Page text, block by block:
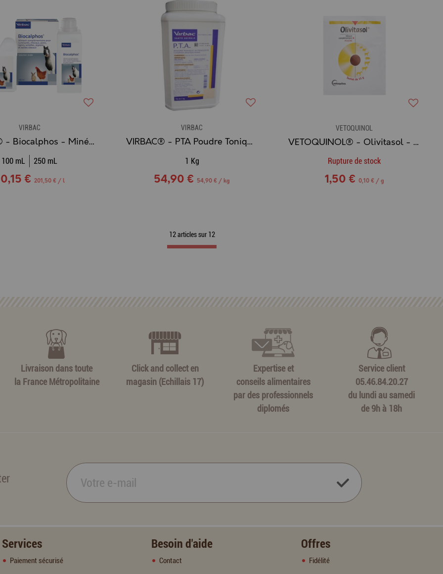
VIRBAC
VIRBAC® - Biocalphos - Minéraux et oligo-éléments
100 mL 250 mL
€201,50 € / l
VIRBAC
VIRBAC® - PTA Poudre Tonique Astringente
1 Kg
54,90 € 54,90 € / kg
VETOQUINOL
VETOQUINOL® - Olivitasol - Aliment complémentaire vitaminé en poudre
Rupture de stock
1,50 € 0,10 € / g
12 articles sur 12
Livraison dans toute
la France Métropolitaine
Click and collect en
magasin (Echillais 17)
Expertise et
conseils alimentaires
par des professionnels
diplomés
Service client
05.46.84.20.27
du lundi au samedi
de 9h à 18h
Services
Paiement sécurisé
Besoin d'aide
Contact
Offres
Fidélité